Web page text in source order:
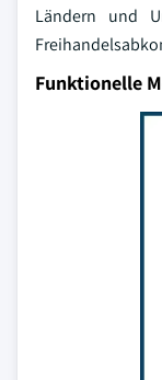
Ländern und
Funktionelle